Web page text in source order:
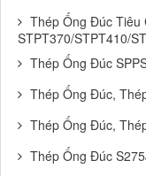
Thép Ống Đúc Tiêu
STPT370/STPT410/
Thép Ống Đúc
Thép Ống Đúc,
Thép Ống Đúc,
Thép Ống Đúc